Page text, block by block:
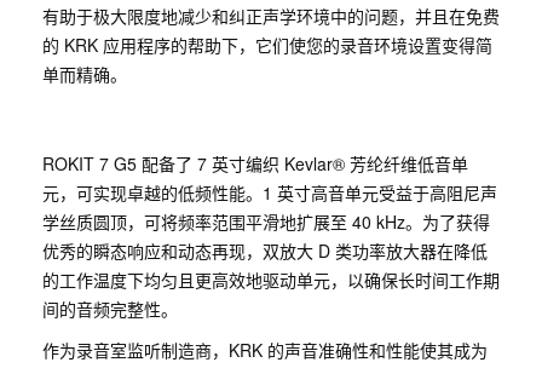
有助于极大限度地减少和纠正声学环境中的问题，并且在免费
的 KRK 应用程序的帮助下，它们使您的录音环境设置变得简
单而精确。
ROKIT 7 G5 配备了 7 英寸编织 Kevlar® 芳纶纤维低音单
元，可实现卓越的低频性能。1 英寸高音单元受益于高阻尼声
学丝质圆顶，可将频率范围平滑地扩展至 40 kHz。为了获得
优秀的瞬态响应和动态再现，双放大 D 类功率放大器在降低
的工作温度下均匀且更高效地驱动单元，以确保长时间工作期
间的音频完整性。
作为录音室监听制造商，KRK 的声音准确性和性能使其成为